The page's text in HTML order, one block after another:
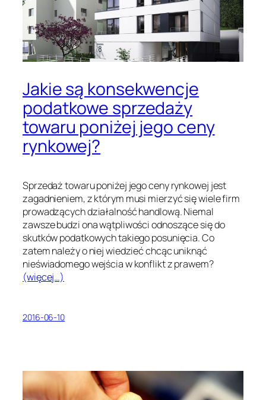
Jakie są konsekwencje
podatkowe sprzedaży
towaru poniżej jego ceny
rynkowej?
Sprzedaż towaru poniżej jego ceny rynkowej jest
zagadnieniem, z którym musi mierzyć się wiele firm
prowadzących działalność handlową. Niemal
zawsze budzi ona wątpliwości odnoszące się do
skutków podatkowych takiego posunięcia. Co
zatem należy o niej wiedzieć chcąc uniknąć
nieświadomego wejścia w konflikt z prawem?
(więcej…)
2016-06-10